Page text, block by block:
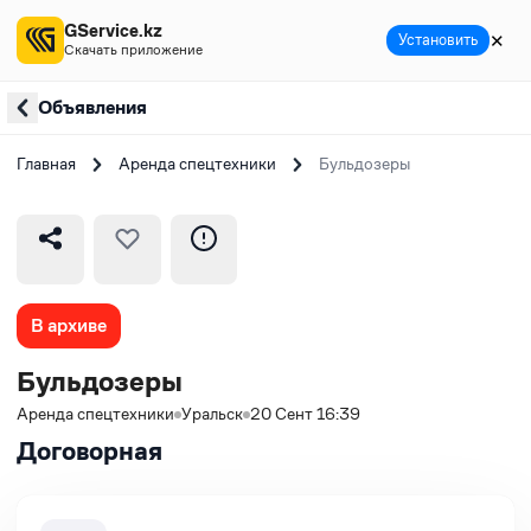
Объявления
Главная Аренда спецтехники Бульдозеры
В архиве
Бульдозеры
Аренда спецтехники Уральск 20 Сент 16:39
Договорная
GService.kz
Скачать приложение Установить ✕